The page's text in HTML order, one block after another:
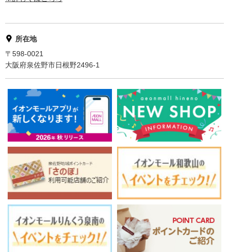
所在地
〒598-0021
大阪府泉佐野市日根野2496-1